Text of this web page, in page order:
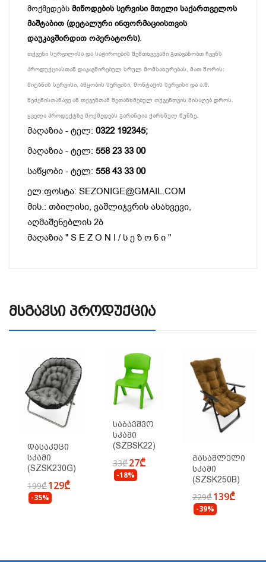
მოქმედებს მიწოდების სერვისი მთელი საქართველოს
მაშტაბით (დეტალური ინფორმაციისთვის
დაუკავშირდით ოპერატორს).
თქვენი სურვილისა და საჭიროების შემთხვევაში გთავაზობთ ჩვენს
პროდუქციასთან დაკავშირებულ სრულ მომსახურებას, მათ შორის:
მიტანის სერვისი, აწყობის სერვისი, მონტაჟის სერვისი და ა.შ.
შეძენისთანავე ან თქვენთან შეთანხმებულ თქვენთვის მისაღებ დროს.
ყველა პროდუქტზე მოქმედებს გარანტია ქარხნულ წუნზე.
მაღაზია - ტელ: 0322 192345;
მაღაზია - ტელ: 558 23 33 00
საწყობი - ტელ: 558 43 33 00
ელ.ფოსტა: SEZONIGE@GMAIL.COM
მის.: თბილისი, ვაშლიჯვრის ასახვევი,
აღმაშენებლის 2ბ
მაღაზია " S E Z O N I / ს ე ზ ო ნ ი "
Მსგავსი Პროდუქცია
Დასაკეცი
Სკამი
(SZSK230G)
199₾129₾
-35%
Საბავშვო
Სკამი
(SZBSK22)
33₾27₾
-18%
Გასაშლელი
Სკამი
(SZSK250B)
229₾139₾
-39%